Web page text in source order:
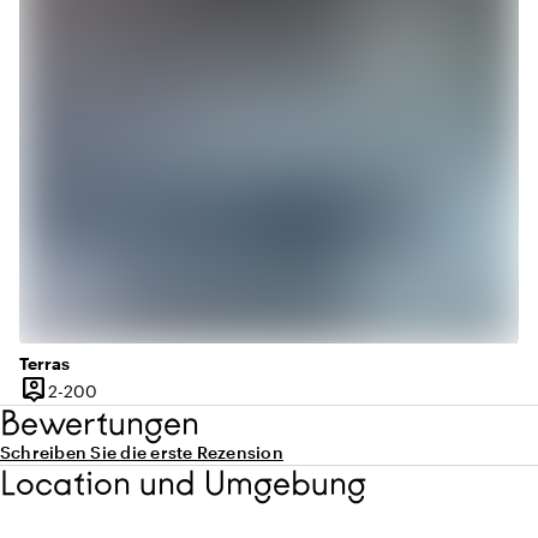
Terras
person_pin
Kapazität
2-200
Bewertungen
Schreiben Sie die erste Rezension
Location und Umgebung